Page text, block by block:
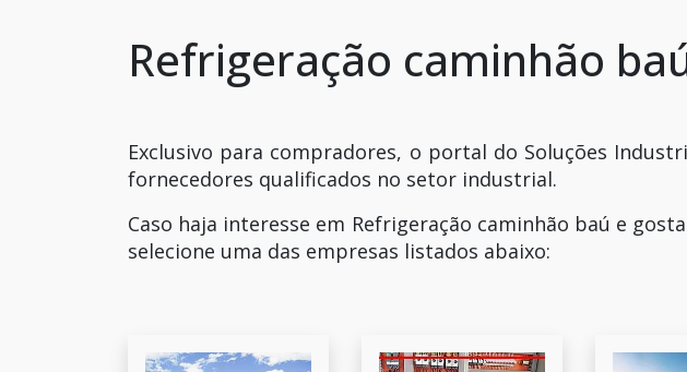
Refrigeração caminhão
Exclusivo para compradores, o portal do Soluções
fornecedores qualificados no setor industrial.
Caso haja interesse em Refrigeração caminhão baú e
selecione uma das empresas listados abaixo: